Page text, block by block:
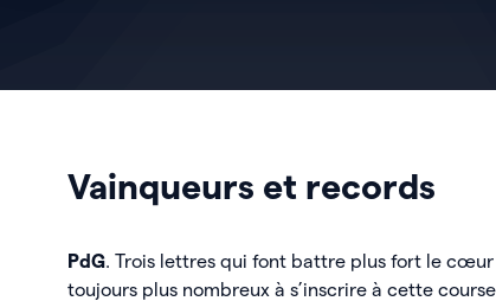
Vainqueurs et records
PdG. Trois lettres qui font battre plus fort le cœur
toujours plus nombreux à s’inscrire à cette